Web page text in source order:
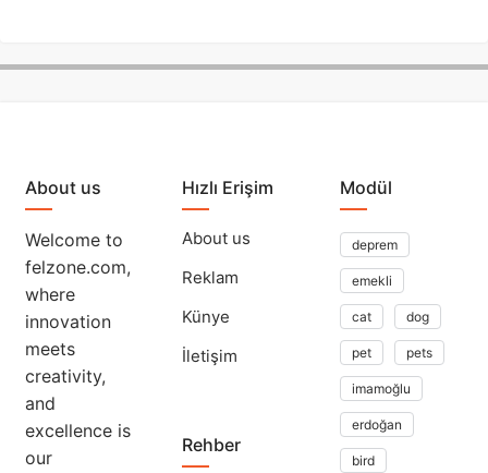
About us
Welcome to
felzone.com,
where
innovation
meets
creativity,
and
excellence is
our
Hızlı Erişim
About us
Reklam
Künye
İletişim
Rehber
Modül
deprem
emekli
cat dog
pet pets
imamoğlu
erdoğan
bird